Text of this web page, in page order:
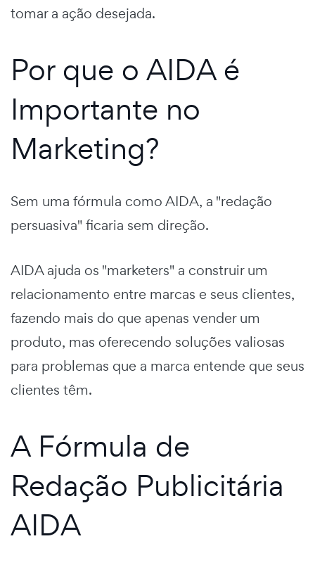
tomar a ação desejada.
Por que o AIDA é
Importante no
Marketing?
Sem uma fórmula como AIDA, a "redação
persuasiva" ficaria sem direção.
AIDA ajuda os "marketers" a construir um
relacionamento entre marcas e seus clientes,
fazendo mais do que apenas vender um
produto, mas oferecendo soluções valiosas
para problemas que a marca entende que seus
clientes têm.
A Fórmula de
Redação Publicitária
AIDA